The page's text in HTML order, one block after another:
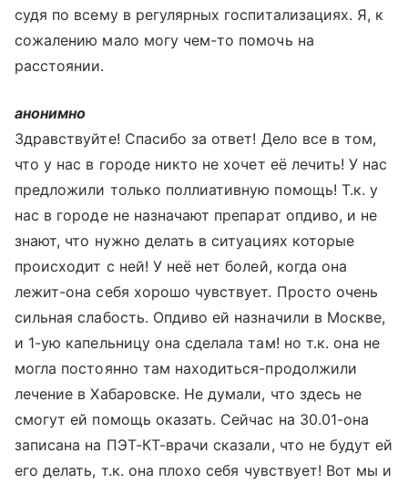
судя по всему в регулярных госпитализациях. Я, к
сожалению мало могу чем-то помочь на
расстоянии.
анонимно
Здравствуйте! Спасибо за ответ! Дело все в том,
что у нас в городе никто не хочет её лечить! У нас
предложили только поллиативную помощь! Т.к. у
нас в городе не назначают препарат опдиво, и не
знают, что нужно делать в ситуациях которые
происходит с ней! У неё нет болей, когда она
лежит-она себя хорошо чувствует. Просто очень
сильная слабость. Опдиво ей назначили в Москве,
и 1-ую капельницу она сделала там! но т.к. она не
могла постоянно там находиться-продолжили
лечение в Хабаровске. Не думали, что здесь не
смогут ей помощь оказать. Сейчас на 30.01-она
записана на ПЭТ-КТ-врачи сказали, что не будут ей
его делать, т.к. она плохо себя чувствует! Вот мы и